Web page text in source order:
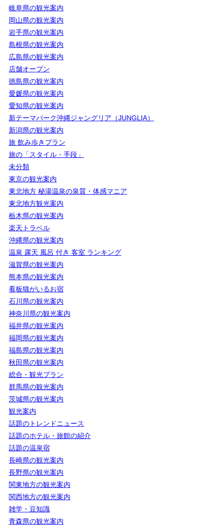
岐阜県の観光案内
岡山県の観光案内
岩手県の観光案内
島根県の観光案内
広島県の観光案内
店舗オープン
徳島県の観光案内
愛媛県の観光案内
愛知県の観光案内
新テーマパーク沖縄ジャングリア（JUNGLIA）
新潟県の観光案内
旅 飲み歩きプラン
旅の「スタイル・手段」
未分類
東京の観光案内
東北地方 秘湯温泉の泉質・体感マニア
東北地方観光案内
栃木県の観光案内
楽天トラベル
沖縄県の観光案内
温泉 露天 風呂 付き 客室 ランキング
滋賀県の観光案内
熊本県の観光案内
看板猫がいるお宿
石川県の観光案内
神奈川県の観光案内
福井県の観光案内
福岡県の観光案内
福島県の観光案内
秋田県の観光案内
総合・観光プラン
群馬県の観光案内
茨城県の観光案内
観光案内
話題のトレンドニュース
話題のホテル・旅館の紹介
話題の温泉宿
長崎県の観光案内
長野県の観光案内
関東地方の観光案内
関西地方の観光案内
雑学・豆知識
青森県の観光案内